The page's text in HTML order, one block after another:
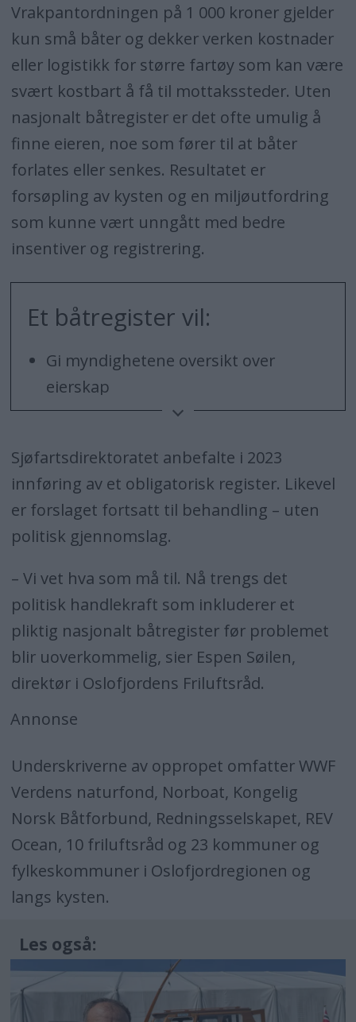
Vrakpantordningen på 1 000 kroner gjelder
kun små båter og dekker verken kostnader
eller logistikk for større fartøy som kan være
svært kostbart å få til mottakssteder. Uten
nasjonalt båtregister er det ofte umulig å
finne eieren, noe som fører til at båter
forlates eller senkes. Resultatet er
forsøpling av kysten og en miljøutfordring
som kunne vært unngått med bedre
insentiver og registrering.
Et båtregister vil:
Gi myndighetene oversikt over
eierskap
Redusere dumping og
miljøbelastning
Øke sikkerheten ved havari og søk
Bekjempe båttyveri og
forsikringssvindel
Sjøfartsdirektoratet anbefalte i 2023
innføring av et obligatorisk register. Likevel
er forslaget fortsatt til behandling – uten
politisk gjennomslag.
– Vi vet hva som må til. Nå trengs det
politisk handlekraft som inkluderer et
pliktig nasjonalt båtregister før problemet
blir uoverkommelig, sier Espen Søilen,
direktør i Oslofjordens Friluftsråd.
Annonse
Underskriverne av oppropet omfatter WWF
Verdens naturfond, Norboat, Kongelig
Norsk Båtforbund, Redningsselskapet, REV
Ocean, 10 friluftsråd og 23 kommuner og
fylkeskommuner i Oslofjordregionen og
langs kysten.
Les også: